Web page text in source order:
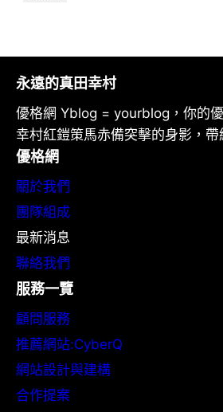
永遠的真田幸村
優格網 Yblog = yourblog，你的
幸村紅鎧策馬赤備突擊的身影，帶
優格網
關於我們
團隊組成
最新消息
聯絡我們
服務一覽
顧問服務
推薦網站:CyberQ
網站設計與建構
合作提案